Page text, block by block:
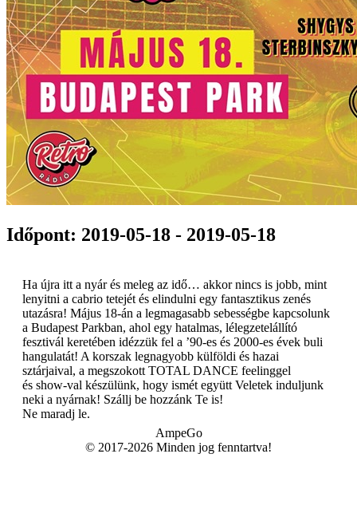
Időpont: 2019-05-18 - 2019-05-18
Ha újra itt a nyár és meleg az idő… akkor nincs is jobb, mint
lenyitni a cabrio tetejét és elindulni egy fantasztikus zenés
utazásra! Május 18-án a legmagasabb sebességbe kapcsolunk
a Budapest Parkban, ahol egy hatalmas, lélegzetelállító
fesztivál keretében idézzük fel a ’90-es és 2000-es évek buli
hangulatát! A korszak legnagyobb külföldi és hazai
sztárjaival, a megszokott TOTAL DANCE feelinggel
és show-val készülünk, hogy ismét együtt Veletek induljunk
neki a nyárnak! Szállj be hozzánk Te is!
Ne maradj le.
AmpeGo
© 2017-2026 Minden jog fenntartva!